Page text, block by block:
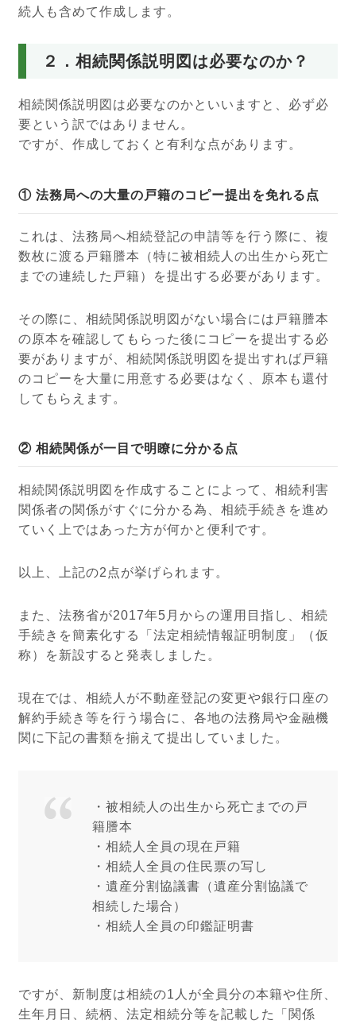
続人も含めて作成します。
２．相続関係説明図は必要なのか？
相続関係説明図は必要なのかといいますと、必ず必
要という訳ではありません。
ですが、作成しておくと有利な点があります。
① 法務局への大量の戸籍のコピー提出を免れる点
これは、法務局へ相続登記の申請等を行う際に、複
数枚に渡る戸籍謄本（特に被相続人の出生から死亡
までの連続した戸籍）を提出する必要があります。
その際に、相続関係説明図がない場合には戸籍謄本
の原本を確認してもらった後にコピーを提出する必
要がありますが、相続関係説明図を提出すれば戸籍
のコピーを大量に用意する必要はなく、原本も還付
してもらえます。
② 相続関係が一目で明瞭に分かる点
相続関係説明図を作成することによって、相続利害
関係者の関係がすぐに分かる為、相続手続きを進め
ていく上ではあった方が何かと便利です。
以上、上記の2点が挙げられます。
また、法務省が2017年5月からの運用目指し、相続
手続きを簡素化する「法定相続情報証明制度」（仮
称）を新設すると発表しました。
現在では、相続人が不動産登記の変更や銀行口座の
解約手続き等を行う場合に、各地の法務局や金融機
関に下記の書類を揃えて提出していました。
・被相続人の出生から死亡までの戸
籍謄本
・相続人全員の現在戸籍
・相続人全員の住民票の写し
・遺産分割協議書（遺産分割協議で
相続した場合）
・相続人全員の印鑑証明書
ですが、新制度は相続の1人が全員分の本籍や住所、
生年月日、続柄、法定相続分等を記載した「関係